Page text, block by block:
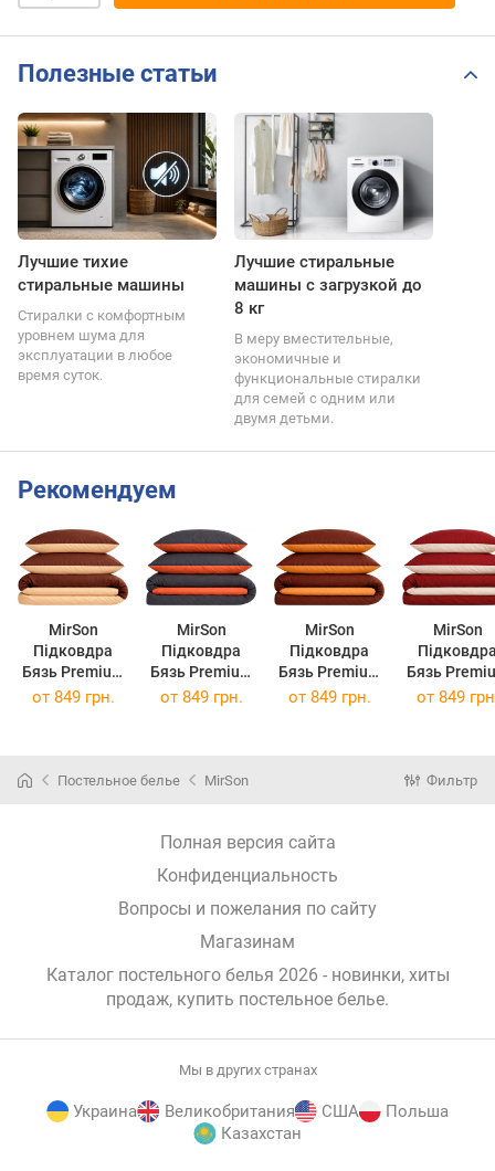
Полезные статьи
Лучшие тихие
стиральные машины
Стиралки с комфортным
уровнем шума для
эксплуатации в любое
время суток.
Лучшие стиральные
машины с загрузкой до
8 кг
В меру вместительные,
экономичные и
функциональные стиралки
для семей с одним или
двумя детьми.
Рекомендуем
MirSon
Підковдра
Бязь Premium
Enrica 143х210
MirSon
Підковдра
Бязь Premium
Erminia
MirSon
Підковдра
Бязь Premium
Evelina
MirSon
Бязь
Fabio
от 849 грн. от 849 грн. от 849 грн. от 849
Постельное белье MirSon Фильтр
Полная версия сайта
Конфиденциальность
Вопросы и пожелания по сайту
Магазинам
Каталог постельного белья 2026 - новинки, хиты
продаж, купить постельное белье.
Мы в других странах
Украина Великобритания США
Польша
Казахстан